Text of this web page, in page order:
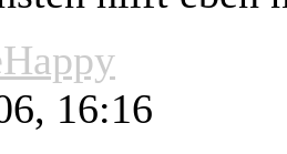
16:16